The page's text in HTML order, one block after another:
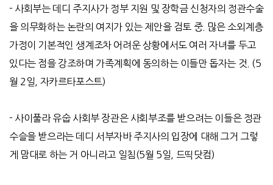
- 사회부는 데디 주지사가 정부 지원 및 장학금 신청자의 정관수술
을 의무화하는 논란의 여지가 있는 제안을 검토 중. 많은 소외계층
가정이 기본적인 생계조차 어려운 상황에서도 여러 자녀를 두고
있다는 점을 강조하며 가족계획에 동의하는 이들만 돕자는 것
(5
월 2일 자카르타포스트)
- 사이풀라 유숩 사회부 장관은 사회부조를 받으려는 이들은 정관
수슬을 받으라는 데디 서부자바 주지사의 입장에 대해 그거 그렇
게 맘대로 하는 거 아니라고 일침(5월 5일 드띡닷컴)